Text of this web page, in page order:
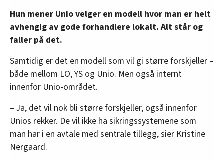
Hun mener Unio velger en modell hvor man er helt
avhengig av gode forhandlere lokalt. Alt står og
faller på det.
Samtidig er det en modell som vil gi større forskjeller –
både mellom LO, YS og Unio. Men også internt
innenfor Unio-området.
– Ja, det vil nok bli større forskjeller, også innenfor
Unios rekker. De vil ikke ha sikringssystemene som
man har i en avtale med sentrale tillegg, sier Kristine
Nergaard.